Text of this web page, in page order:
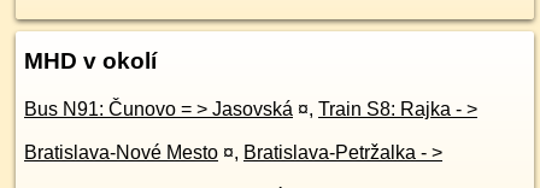
MHD v okolí
Bus N91: Čunovo = > Jasovská ¤, Train S8: Rajka - >
Bratislava-Nové Mesto ¤, Bratislava-Petržalka - >